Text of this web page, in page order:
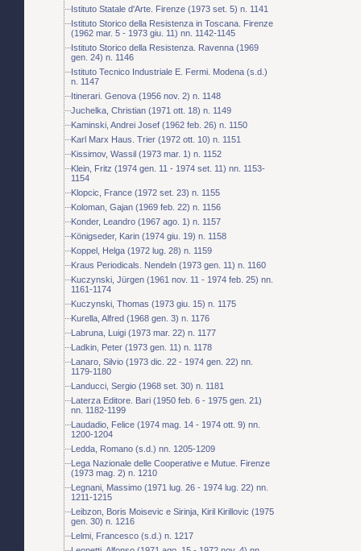
Istituto Statale d'Arte. Firenze (1973 set. 5) n. 1141
Istituto Storico della Resistenza in Toscana. Firenze
(1962 mar. 5 - 1973 giu. 11) nn. 1142-1145
Istituto Storico della Resistenza. Ravenna (1969
gen. 24) n. 1146
Istituto Tecnico Industriale E. Fermi. Modena (s.d.)
n. 1147
Itinerari. Genova (1956 nov. 2) n. 1148
Juchelka, Christian (1971 ott. 18) n. 1149
Kaminski, Andrei Josef (1962 feb. 26) n. 1150
Karl Marx Haus. Trier (1972 ott. 10) n. 1151
Kissimov, Wassil (1973 mar. 1) n. 1152
Klein, Fritz (1974 gen. 11 - 1974 set. 11) nn. 1153-
1154
Klopcic, France (1972 set. 23) n. 1155
Koloman, Gajan (1969 feb. 22) n. 1156
Konder, Leandro (1967 ago. 1) n. 1157
Königseder, Karin (1974 giu. 19) n. 1158
Koppel, Helga (1972 lug. 28) n. 1159
Kraus Periodicals. Nendeln (1973 gen. 11) n. 1160
Kuczynski, Jürgen (1961 nov. 11 - 1974 feb. 25) nn.
1161-1174
Kuczynski, Thomas (1973 giu. 15) n. 1175
Kurella, Alfred (1968 gen. 3) n. 1176
Labruna, Luigi (1973 mar. 22) n. 1177
Ladkin, Peter (1973 gen. 11) n. 1178
Lanaro, Silvio (1973 dic. 22 - 1974 gen. 22) nn.
1179-1180
Landucci, Sergio (1968 set. 30) n. 1181
Laterza Editore. Bari (1950 feb. 6 - 1975 gen. 21)
nn. 1182-1199
Laudadio, Felice (1974 mag. 14 - 1974 ott. 9) nn.
1200-1204
Ledda, Romano (s.d.) nn. 1205-1209
Lega Nazionale delle Cooperative e Mutue. Firenze
(1973 mag. 2) n. 1210
Legnani, Massimo (1971 lug. 26 - 1974 lug. 22) nn.
1211-1215
Leibzon, Boris Moisevic e Sirinja, Kiril Kirillovic (1975
gen. 30) n. 1216
Lelmi, Francesco (s.d.) n. 1217